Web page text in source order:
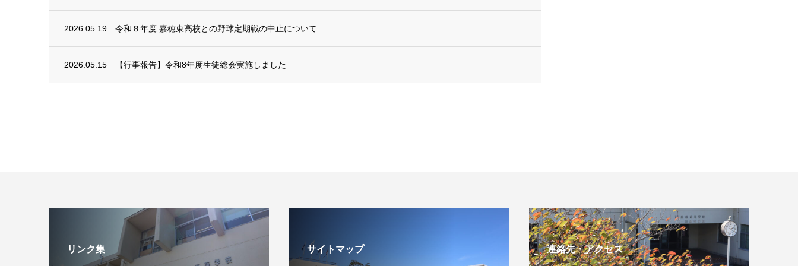
2026.05.19 令和８年度 嘉穂東高校との野球定期戦の中止について
2026.05.15 【行事報告】令和8年度生徒総会実施しました
リンク集 サイトマップ 連絡先・アクセス